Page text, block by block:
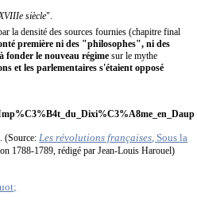
siècle".
la densité des sources fournies (chapitre final
première ni des "philosophes", ni des
à fonder le nouveau régime sur le mythe
et les parlementaires s'étaient opposé
. (Source: Les révolutions françaises , Sous la
1788-1789, rédigé par Jean-Louis Harouel)